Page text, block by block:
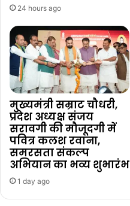
24 hours ago
मुख्यमंत्री सम्राट चौधरी,
प्रदेश अध्यक्ष संजय
सरावगी की मौजूदगी में
पवित्र कलश रवाना,
समरसता संकल्प
अभियान का भव्य शुभारंभ
1 day ago